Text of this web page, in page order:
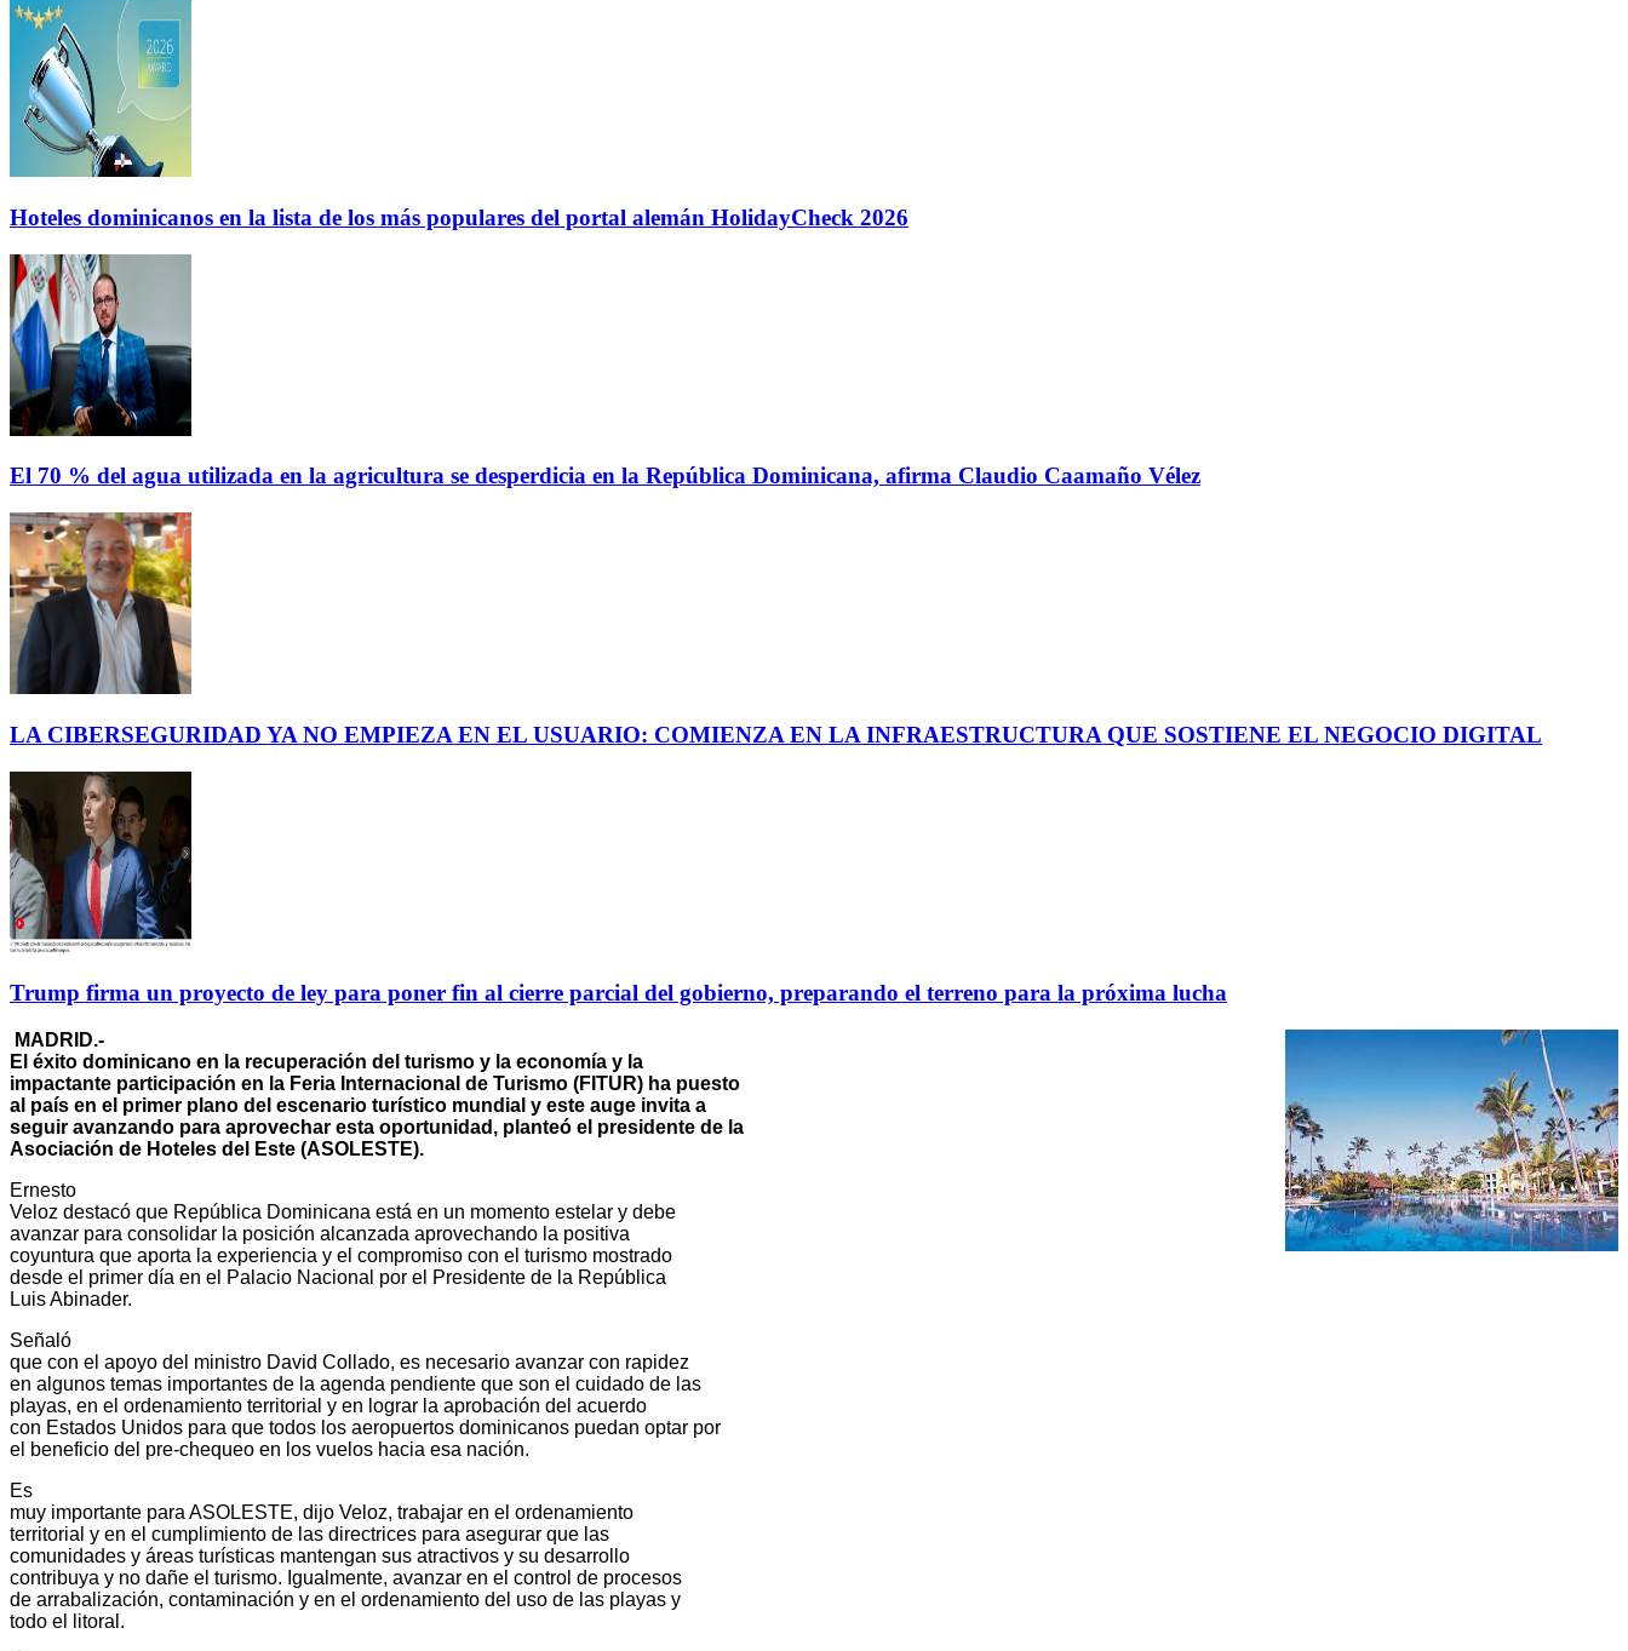
Hoteles dominicanos en la lista de los más populares del portal alemán HolidayCheck 2026
El 70 % del agua utilizada en la agricultura se desperdicia en la República Dominicana, afirma Claudio Caamaño Vélez
LA CIBERSEGURIDAD YA NO EMPIEZA EN EL USUARIO: COMIENZA EN LA INFRAESTRUCTURA QUE SOSTIENE EL NEGOCIO DIGITAL
Trump firma un proyecto de ley para poner fin al cierre parcial del gobierno, preparando el terreno para la próxima lucha
MADRID.-
El éxito dominicano en la recuperación del turismo y la economía y la
impactante participación en la Feria Internacional de Turismo (FITUR) ha puesto
al país en el primer plano del escenario turístico mundial y este auge invita a
seguir avanzando para aprovechar esta oportunidad, planteó el presidente de la
Asociación de Hoteles del Este (ASOLESTE).
Ernesto
Veloz destacó que República Dominicana está en un momento estelar y debe
avanzar para consolidar la posición alcanzada aprovechando la positiva
coyuntura que aporta la experiencia y el compromiso con el turismo mostrado
desde el primer día en el Palacio Nacional por el Presidente de la República
Luis Abinader.
Señaló
que con el apoyo del ministro David Collado, es necesario avanzar con rapidez
en algunos temas importantes de la agenda pendiente que son el cuidado de las
playas, en el ordenamiento territorial y en lograr la aprobación del acuerdo
con Estados Unidos para que todos los aeropuertos dominicanos puedan optar por
el beneficio del pre-chequeo en los vuelos hacia esa nación.
Es
muy importante para ASOLESTE, dijo Veloz, trabajar en el ordenamiento
territorial y en el cumplimiento de las directrices para asegurar que las
comunidades y áreas turísticas mantengan sus atractivos y su desarrollo
contribuya y no dañe el turismo. Igualmente, avanzar en el control de procesos
de arrabalización, contaminación y en el ordenamiento del uso de las playas y
todo el litoral.